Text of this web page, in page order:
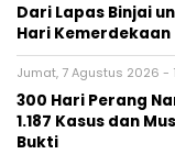
Dari Lapas Binjai
Hari Kemerdekaan
Jumat, 7 Agustus 2026 -
300 Hari Perang
1.187 Kasus dan
Bukti